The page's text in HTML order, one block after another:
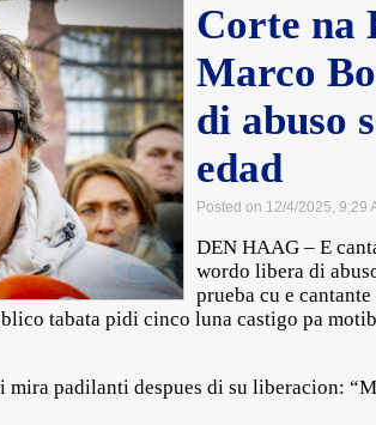
Corte na
Marco
di abuso
edad
Posted on 12/4/2025, 9:29
DEN HAAG – E
wordo libera di
prueba cu e
tabata pidi cinco luna castigo pa
mira padilanti despues di su liberacion: